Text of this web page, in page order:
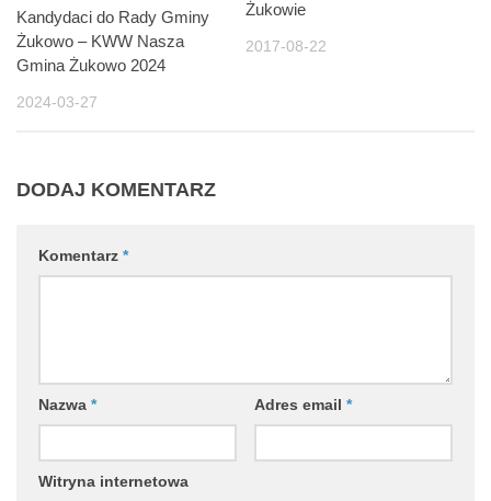
Kandydaci do Rady Gminy
Żukowo – KWW Nasza
Gmina Żukowo 2024
2024-03-27
Żukowie
2017-08-22
DODAJ KOMENTARZ
Komentarz *
Nazwa * Adres email *
Witryna internetowa